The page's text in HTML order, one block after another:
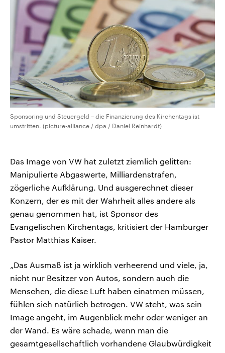
Sponsoring und Steuergeld – die Finanzierung des Kirchentags ist
umstritten. (picture-alliance / dpa / Daniel Reinhardt)
Das Image von VW hat zuletzt ziemlich gelitten:
Manipulierte Abgaswerte, Milliardenstrafen,
zögerliche Aufklärung. Und ausgerechnet dieser
Konzern, der es mit der Wahrheit alles andere als
genau genommen hat, ist Sponsor des
Evangelischen Kirchentags, kritisiert der Hamburger
Pastor Matthias Kaiser.
„Das Ausmaß ist ja wirklich verheerend und viele, ja,
nicht nur Besitzer von Autos, sondern auch die
Menschen, die diese Luft haben einatmen müssen,
fühlen sich natürlich betrogen. VW steht, was sein
Image angeht, im Augenblick mehr oder weniger an
der Wand. Es wäre schade, wenn man die
gesamtgesellschaftlich vorhandene Glaubwürdigkeit